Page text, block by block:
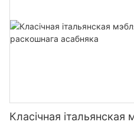
Класічная